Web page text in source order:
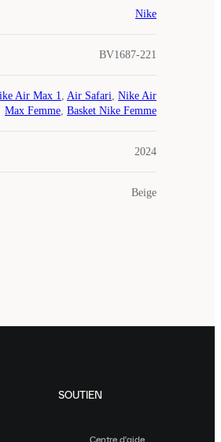
Nike
BV1687-221
Air Max 1, Air Safari, Nike Air
Max Femme, Basket Nike Femme
2024
Beige
SOUTIEN
Centre d'aide